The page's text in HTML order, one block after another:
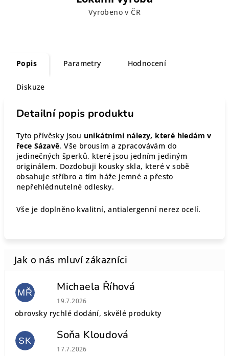
Vyrobeno v ČR
Popis Parametry Hodnocení
Diskuze
Detailní popis produktu
Tyto přívěsky jsou unikátními nálezy, které hledám v
řece Sázavě. Vše brousím a zpracovávám do
jedinečných šperků, které jsou jedním jediným
originálem. Dozdobuji kousky skla, které v sobě
obsahuje stříbro a tím háže jemné a přesto
nepřehlédnutelné odlesky.
Vše je doplněno kvalitní, antialergenní nerez ocelí.
MŘ Michaela Říhová
Hodnocení obchodu je 5 z 5 hvězdiček.
19.7.2026
obrovsky rychlé dodání, skvělé produkty
SK Soňa Kloudová
Hodnocení obchodu je 5 z 5 hvězdiček.
17.7.2026